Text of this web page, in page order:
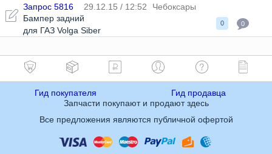
Запрос 5816 29.12.15 / 12:52
Чебоксары
Бампер задний
для ГАЗ Volga Siber
0 0
Гид покупателя
Гид продавца
Запчасти покупают и продают здесь
Все предложения являются публичной офертой